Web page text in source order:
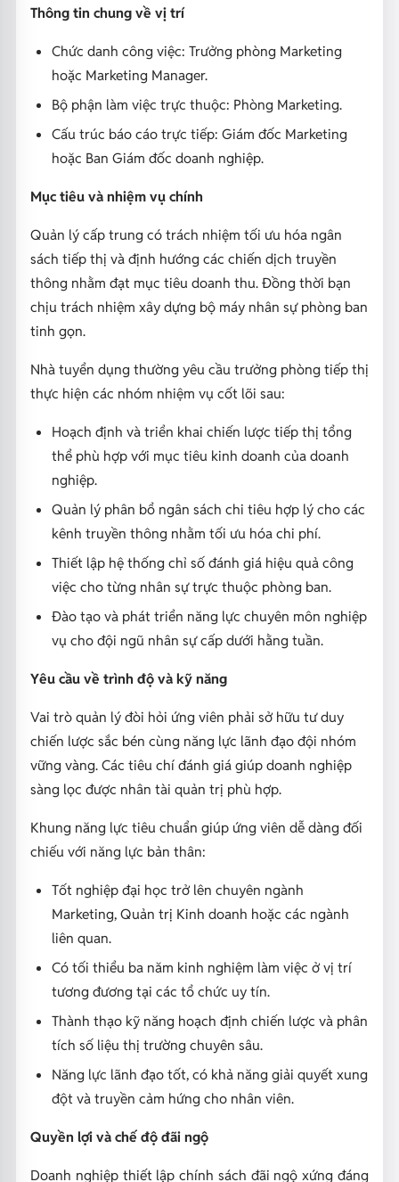
Thông tin chung về vị trí
Chức danh công việc: Trưởng phòng Marketing
hoặc Marketing Manager.
Bộ phận làm việc trực thuộc: Phòng Marketing.
Cấu trúc báo cáo trực tiếp: Giám đốc Marketing
hoặc Ban Giám đốc doanh nghiệp.
Mục tiêu và nhiệm vụ chính
Quản lý cấp trung có trách nhiệm tối ưu hóa ngân
sách tiếp thị và định hướng các chiến dịch truyền
thông nhằm đạt mục tiêu doanh thu. Đồng thời bạn
chịu trách nhiệm xây dựng bộ máy nhân sự phòng ban
tinh gọn.
Nhà tuyển dụng thường yêu cầu trưởng phòng tiếp thị
thực hiện các nhóm nhiệm vụ cốt lõi sau:
Hoạch định và triển khai chiến lược tiếp thị tổng
thể phù hợp với mục tiêu kinh doanh của doanh
nghiệp.
Quản lý phân bổ ngân sách chi tiêu hợp lý cho các
kênh truyền thông nhằm tối ưu hóa chi phí.
Thiết lập hệ thống chỉ số đánh giá hiệu quả công
việc cho từng nhân sự trực thuộc phòng ban.
Đào tạo và phát triển năng lực chuyên môn nghiệp
vụ cho đội ngũ nhân sự cấp dưới hằng tuần.
Yêu cầu về trình độ và kỹ năng
Vai trò quản lý đòi hỏi ứng viên phải sở hữu tư duy
chiến lược sắc bén cùng năng lực lãnh đạo đội nhóm
vững vàng. Các tiêu chí đánh giá giúp doanh nghiệp
sàng lọc được nhân tài quản trị phù hợp.
Khung năng lực tiêu chuẩn giúp ứng viên dễ dàng đối
chiếu với năng lực bản thân:
Tốt nghiệp đại học trở lên chuyên ngành
Marketing, Quản trị Kinh doanh hoặc các ngành
liên quan.
Có tối thiểu ba năm kinh nghiệm làm việc ở vị trí
tương đương tại các tổ chức uy tín.
Thành thạo kỹ năng hoạch định chiến lược và phân
tích số liệu thị trường chuyên sâu.
Năng lực lãnh đạo tốt, có khả năng giải quyết xung
đột và truyền cảm hứng cho nhân viên.
Quyền lợi và chế độ đãi ngộ
Doanh nghiệp thiết lập chính sách đãi ngộ xứng đáng